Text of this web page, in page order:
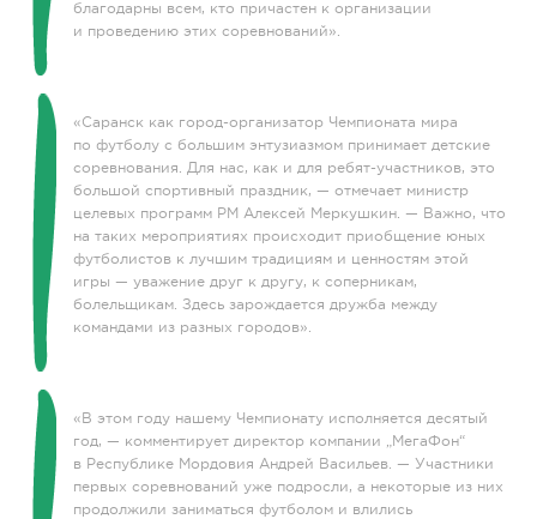
благодарны всем, кто причастен к организации
и проведению этих соревнований».
«Саранск как город-организатор Чемпионата мира
по футболу с большим энтузиазмом принимает детские
соревнования. Для нас, как и для ребят-участников, это
большой спортивный праздник, — отмечает министр
целевых программ РМ Алексей Меркушкин. — Важно, что
на таких мероприятиях происходит приобщение юных
футболистов к лучшим традициям и ценностям этой
игры — уважение друг к другу, к соперникам,
болельщикам. Здесь зарождается дружба между
командами из разных городов».
«В этом году нашему Чемпионату исполняется десятый
год, — комментирует директор компании „МегаФон“
в Республике Мордовия Андрей Васильев. — Участники
первых соревнований уже подросли, а некоторые из них
продолжили заниматься футболом и влились